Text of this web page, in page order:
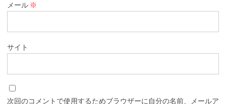
メール ※
サイト
次回のコメントで使用するためブラウザーに自分の名前、メールア